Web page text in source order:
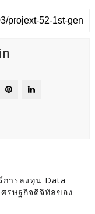
ารลงทุน Data
รษฐกิจดิจิทัลของ